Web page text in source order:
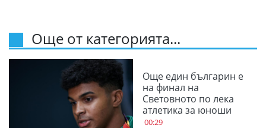
Още от категорията...
Още един българин е
на финал на
Световното по лека
атлетика за юноши
00:29